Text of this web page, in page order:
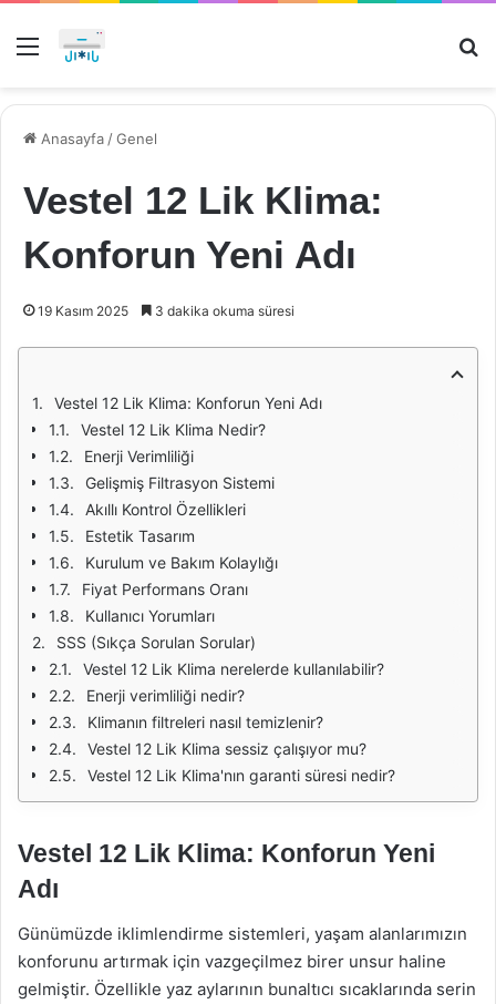
Menü
Anasayfa /Genel
Vestel 12 Lik Klima:
Konforun Yeni Adı
19 Kasım 2025 3 dakika okuma süresi
Vestel 12 Lik Klima: Konforun Yeni Adı
Vestel 12 Lik Klima Nedir?
Enerji Verimliliği
Gelişmiş Filtrasyon Sistemi
Akıllı Kontrol Özellikleri
Estetik Tasarım
Kurulum ve Bakım Kolaylığı
Fiyat Performans Oranı
Kullanıcı Yorumları
SSS (Sıkça Sorulan Sorular)
Vestel 12 Lik Klima nerelerde kullanılabilir?
Enerji verimliliği nedir?
Klimanın filtreleri nasıl temizlenir?
Vestel 12 Lik Klima sessiz çalışıyor mu?
Vestel 12 Lik Klima'nın garanti süresi nedir?
Vestel 12 Lik Klima: Konforun Yeni
Adı
Günümüzde iklimlendirme sistemleri, yaşam alanlarımızın
konforunu artırmak için vazgeçilmez birer unsur haline
gelmiştir. Özellikle yaz aylarının bunaltıcı sıcaklarında serin